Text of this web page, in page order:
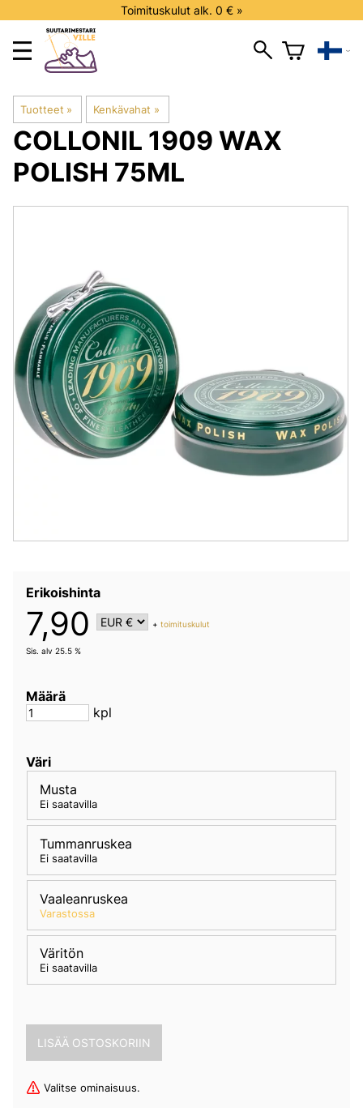
Toimituskulut alk. 0 € »
Tuotteet ‪» Kenkävahat ‪»
COLLONIL 1909 WAX
POLISH 75ML
Erikoishinta
7,90 +toimituskulut
Sis. alv 25.5 %
Määrä
kpl
Väri
Musta
Ei saatavilla
Tummanruskea
Ei saatavilla
Vaaleanruskea
Varastossa
Väritön
Ei saatavilla
Valitse ominaisuus.